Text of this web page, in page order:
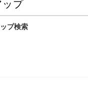
ップ
プ検索